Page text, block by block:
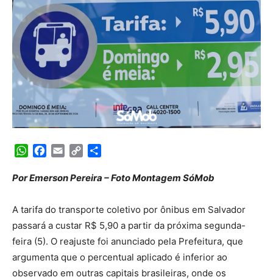
WhatsApp
Facebook
Email Copy
Por Emerson Pereira – Foto Montagem SóMob
A tarifa do transporte coletivo por ônibus em Salvador
passará a custar R$ 5,90 a partir da próxima segunda-
feira (5). O reajuste foi anunciado pela Prefeitura, que
argumenta que o percentual aplicado é inferior ao
observado em outras capitais brasileiras, onde os